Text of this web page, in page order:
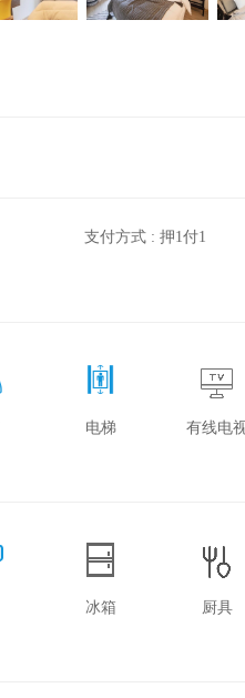
支付方式 : 押1付1
电梯 有线电
冰箱 厨具